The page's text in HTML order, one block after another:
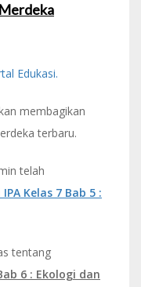
Edukasi.
membagikan
terbaru.
telah
Kelas 7 Bab 5 :
tentang
6 : Ekologi dan